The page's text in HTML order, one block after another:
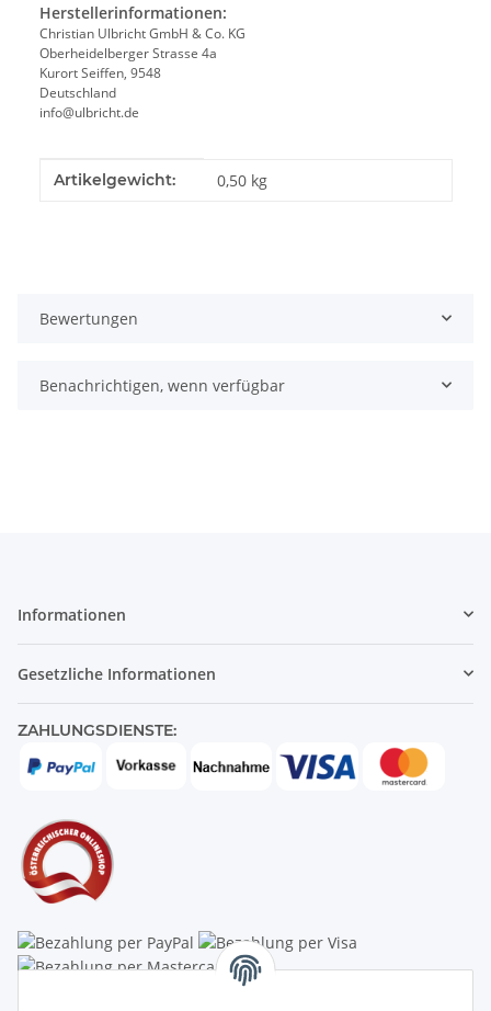
Herstellerinformationen:
Christian Ulbricht GmbH & Co. KG
Oberheidelberger Strasse 4a
Kurort Seiffen, 9548
Deutschland
info@ulbricht.de
Produkteigenschaft
Wert
Artikelgewicht: 0,50 kg
Bewertungen
Benachrichtigen, wenn verfügbar
Informationen
Gesetzliche Informationen
ZAHLUNGSDIENSTE: